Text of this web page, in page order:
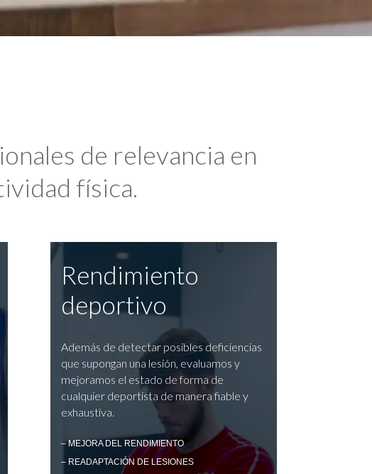
de relevancia en
física.
Rendimiento
deportivo
Además de detectar posibles deficiencias
que supongan una lesión, evaluamos y
mejoramos el estado de forma de
cualquier deportista de manera fiable y
exhaustiva.
– MEJORA DEL RENDIMIENTO
– READAPTACIÓN DE LESIONES